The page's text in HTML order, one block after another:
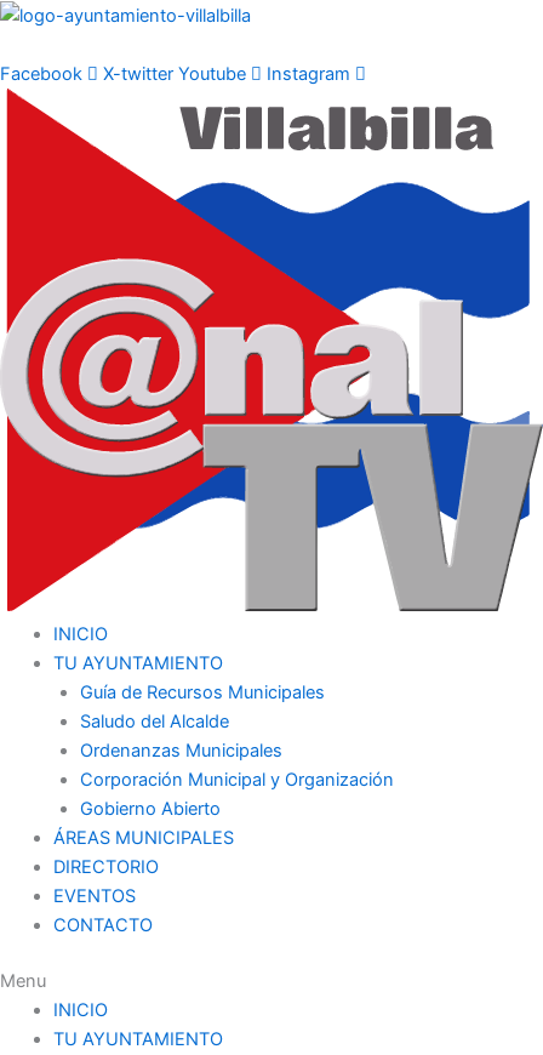
Ir
contenido
Facebook X-twitter Youtube Instagram
INICIO
TU AYUNTAMIENTO
Guía de Recursos Municipales
Saludo del Alcalde
Ordenanzas Municipales
Corporación Municipal y Organización
Gobierno Abierto
ÁREAS MUNICIPALES
DIRECTORIO
EVENTOS
CONTACTO
Menu
INICIO
TU AYUNTAMIENTO